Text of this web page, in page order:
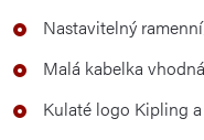
Nastavitelný
Malá kabelka
Kulaté logo Kipling